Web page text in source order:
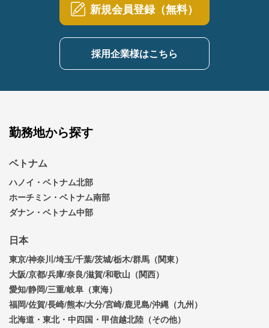
新規会員登録（無料）
採用企業様はこちら
勤務地から探す
ベトナム
ハノイ・ベトナム北部
ホーチミン・ベトナム南部
ダナン・ベトナム中部
日本
東京/神奈川/埼玉/千葉/茨城/栃木/群馬（関東）
大阪/京都/兵庫/奈良/滋賀/和歌山（関西）
愛知/静岡/三重/岐阜（東海）
福岡/佐賀/長崎/熊本/大分/宮崎/鹿児島/沖縄（九州）
北海道・東北・中四国・甲信越北陸（その他）